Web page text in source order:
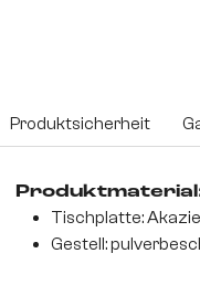
Produktsicherheit
Tischplatte: Akazie
Gestell: